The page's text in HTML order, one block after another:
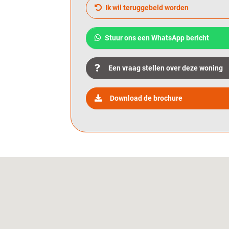
hypotheek en rente aanbieden. Klinkt
(kennismakings)gesprek is natuurlijk
Energie
Isolatie Dakisolatie,
Verwarming
C.V.-Ketel Intergas uit
Ik wil teruggebeld worden
Stuur ons een WhatsApp bericht
Een vraag stellen over deze woning
Download de brochure